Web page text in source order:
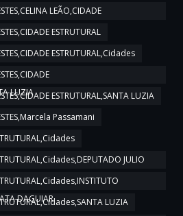
LEÃO,CIDADE
ESTRUTURAL
ESTRUTURAL,Cidades
LUZIA
ESTRUTURAL,SANTA LUZIA
Passamani
JULIO
DAGUIAR
LUZIA